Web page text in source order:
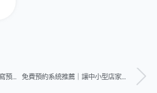
免費預約系統推薦｜讓中小型店家與自由工作者更輕鬆接單